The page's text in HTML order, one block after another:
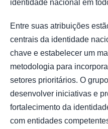
identidade nacional em
Entre suas atribuições
centrais da identidade
chave e estabelecer um
metodologia para
setores prioritários. O
desenvolver iniciativas e
fortalecimento da
com entidades